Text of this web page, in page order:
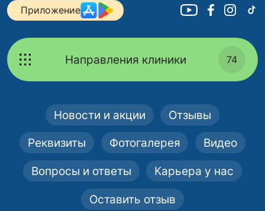
Приложение
Направления клиники 74
Новости и акции Отзывы
Реквизиты Фотогалерея Видео
Вопросы и ответы Карьера у нас
Оставить отзыв